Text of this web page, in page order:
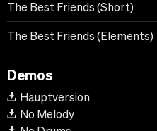
The Best Friends (Short)
The Best Friends (Elements)
Demos
Hauptversion
No Melody